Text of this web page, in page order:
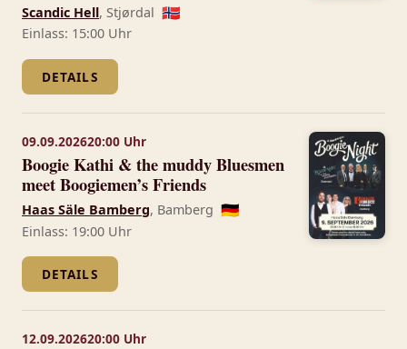
Scandic Hell, Stjørdal 🇳🇴
Einlass: 15:00 Uhr
DETAILS
09.09.202620:00 Uhr
Boogie Kathi & the muddy Bluesmen
meet Boogiemen’s Friends
Haas Säle Bamberg, Bamberg 🇩🇪
Einlass: 19:00 Uhr
DETAILS
12.09.202620:00 Uhr